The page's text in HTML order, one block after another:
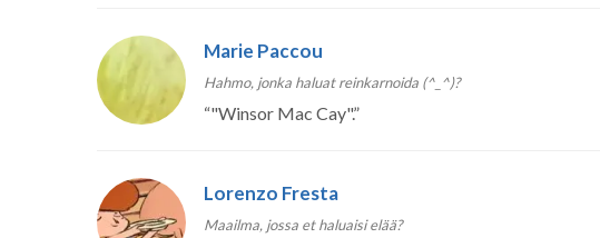
Marie Paccou
Hahmo, jonka haluat reinkarnoida (^_^)?
“"Winsor Mac Cay".”
Lorenzo Fresta
Maailma, jossa et haluaisi elää?